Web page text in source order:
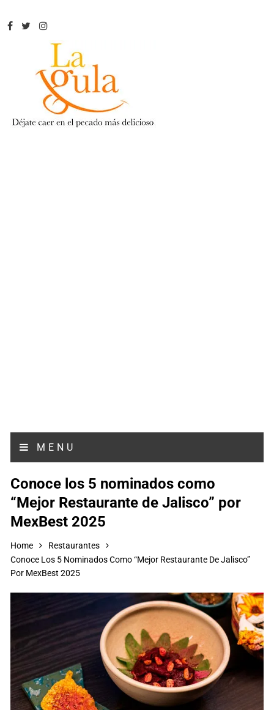
MENU
Conoce los 5 nominados como
“Mejor Restaurante de Jalisco” por
MexBest 2025
Home
Restaurantes
Conoce Los 5 Nominados Como “Mejor Restaurante De Jalisco”
Por MexBest 2025